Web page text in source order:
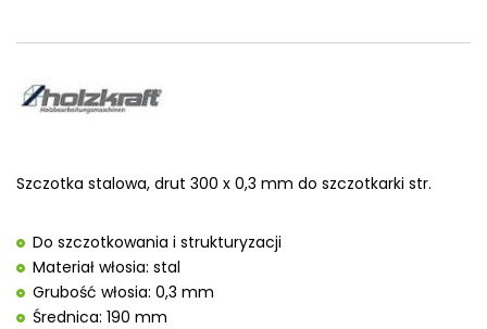
Szczotka stalowa, drut 300 x 0,3 mm do szczotkarki str.
Do szczotkowania i strukturyzacji
Materiał włosia: stal
Grubość włosia: 0,3 mm
Średnica: 190 mm